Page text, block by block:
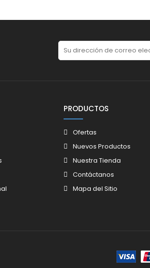
PRODUCTOS
Ofertas
Nuevos Productos
Nuestra Tienda
Contáctanos
Mapa del Sitio